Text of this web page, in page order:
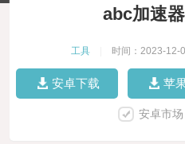
abc加速
工具 时间：2023-12-
安卓下载 苹
安卓市